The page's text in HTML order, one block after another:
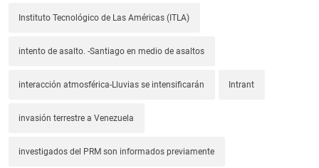
Instituto Tecnológico de Las Américas (ITLA)
intento de asalto. -Santiago en medio de asaltos
interacción atmosférica-Lluvias se intensificarán Intrant
invasión terrestre a Venezuela
investigados del PRM son informados previamente